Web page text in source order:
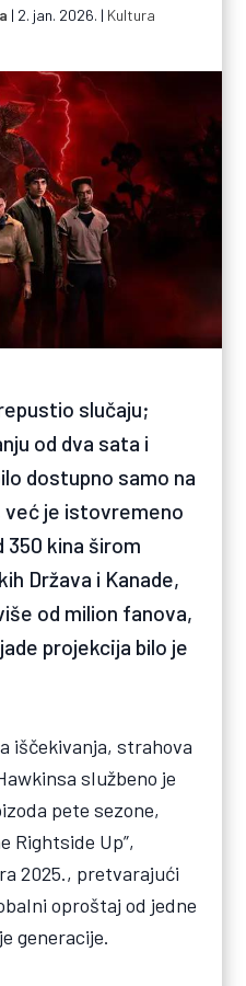
| 2. jan. 2026. | Kultura
slučaju;
od dva sata i
dostupno samo na
je istovremeno
350 kina širom
Država i Kanade,
od milion fanova,
projekcija bilo je
iščekivanja, strahova
službeno je
pete sezone,
Rightside Up”,
2025., pretvarajući
oproštaj od jedne
generacije.